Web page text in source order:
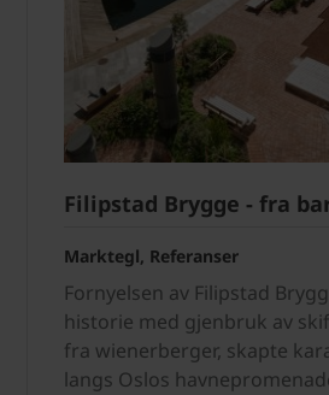
Filipstad Brygge - fra
Marktegl, Referanser
Fornyelsen av Filipstad
historie med gjenbruk av
fra wienerberger, skapte
langs Oslos